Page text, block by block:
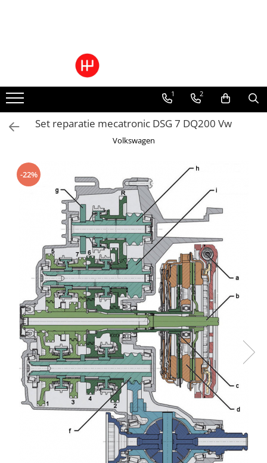
Ulei cutie automata
Filtre cutii automate
1 2
Set reparatie mecatronic DSG 7 DQ200 Vw
Volkswagen
-22%